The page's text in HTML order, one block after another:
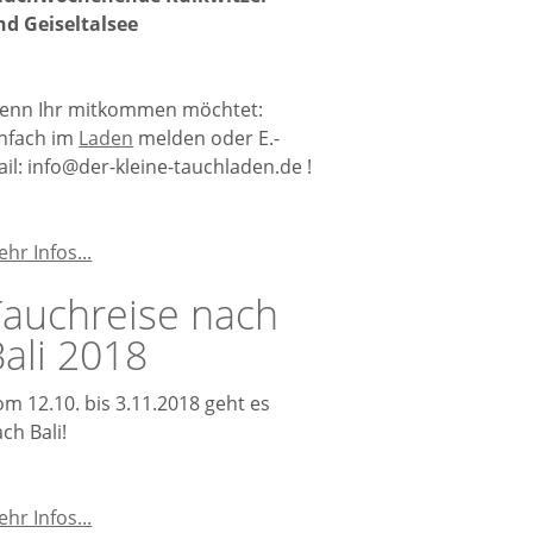
Geiseltalsee
Ihr mitkommen möchtet:
im Laden melden oder E.-
info@der-kleine-tauchladen.de !
Infos...
nach
2018
12.10. bis 3.11.2018 geht es
Bali!
Infos...